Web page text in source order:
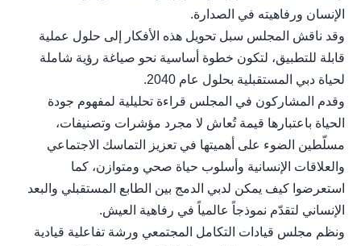
الإنسان ورفاهيته في الصدارة.
وقد ناقش المجلس سبل تحويل هذه الأفكار إلى حلول عملية
قابلة للتطبيق، لتكون خطوة أساسية نحو صياغة رؤية شاملة
لحياة دبي المستقبلية بحلول عام 2040.
وقدم المشاركون في المجلس قراءة تحليلية لمفهوم جودة
الحياة باعتبارها قيمة تُعاش لا مجرد مؤشرات وتصنيفات،
مسلّطين الضوء على أهميتها في تعزيز التماسك الاجتماعي
والعلاقات الإنسانية وأسلوب حياة صحي ومتوازن، كما
استعرضوا كيف يمكن لدبي الدمج بين الطابع المستقبلي والبعد
الإنساني لتقدّم نموذجاً عالمياً في رفاهية العيش.
ونظم مجلس قيادات التكامل المجتمعي ورشة تفاعلية قيادية